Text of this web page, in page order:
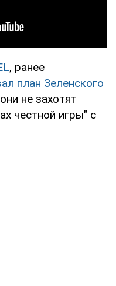
, ранее
план Зеленского
не захотят
честной игры" с